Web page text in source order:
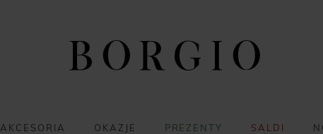
AKCESORIA OKAZJE PREZENTY SALDI